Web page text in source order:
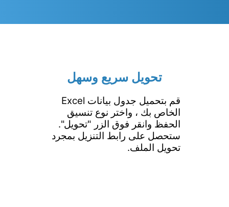
تحويل سريع وسهل
قم بتحميل جدول بيانات Excel
الخاص بك ، واختر نوع تنسيق
الحفظ وانقر فوق الزر "تحويل".
ستحصل على رابط التنزيل بمجرد
تحويل الملف.